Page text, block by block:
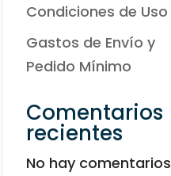
Condiciones de Uso
Gastos de Envío y
Pedido Mínimo
Comentarios
recientes
No hay comentarios